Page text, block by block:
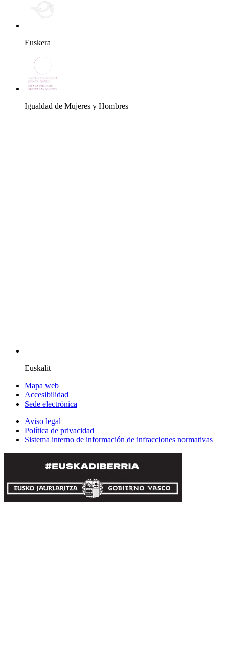
Euskera
Igualdad de Mujeres y Hombres
Euskalit
Mapa web
Accesibilidad
Sede electrónica
Aviso legal
Política de privacidad
Sistema interno de información de infracciones normativas